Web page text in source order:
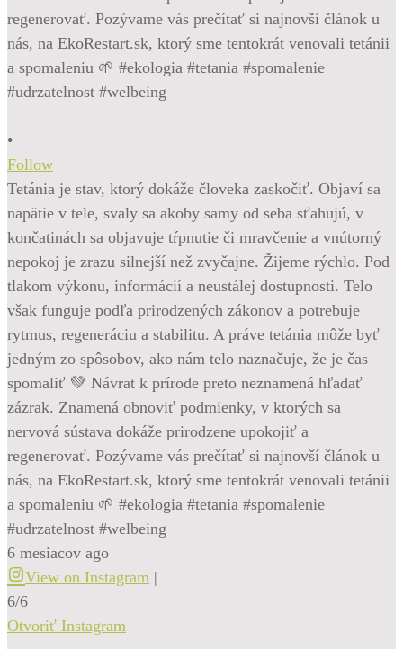
•
Follow
Tetánia je stav, ktorý dokáže človeka zaskočiť. Objaví sa
napätie v tele, svaly sa akoby samy od seba sťahujú, v
končatinách sa objavuje tŕpnutie či mravčenie a vnútorný
nepokoj je zrazu silnejší než zvyčajne. Žijeme rýchlo. Pod
tlakom výkonu, informácií a neustálej dostupnosti. Telo
však funguje podľa prirodzených zákonov a potrebuje
rytmus, regeneráciu a stabilitu. A práve tetánia môže byť
jedným zo spôsobov, ako nám telo naznačuje, že je čas
spomaliť 💚 Návrat k prírode preto neznamená hľadať
zázrak. Znamená obnoviť podmienky, v ktorých sa
nervová sústava dokáže prirodzene upokojiť a
regenerovať. Pozývame vás prečítať si najnovší článok u
nás, na EkoRestart.sk, ktorý sme tentokrát venovali tetánii
a spomaleniu 🌱 #ekologia #tetania #spomalenie
#udrzatelnost #welbeing
6 mesiacov ago
View on Instagram |
6/6
Otvoriť Instagram